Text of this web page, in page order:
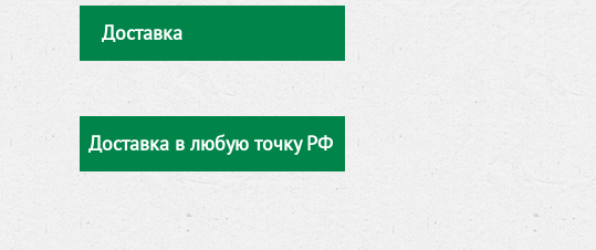
Доставка
Доставка в любую точку РФ